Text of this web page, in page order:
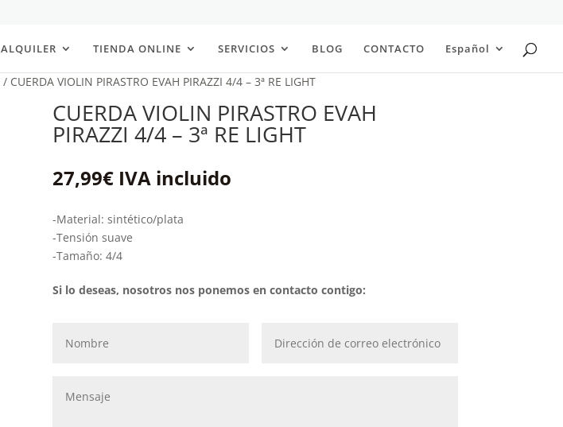
ALQUILER TIENDA ONLINE SERVICIOS BLOG CONTACTO Español
/ CUERDA VIOLIN PIRASTRO EVAH PIRAZZI 4/4 – 3ª RE LIGHT
CUERDA VIOLIN PIRASTRO EVAH
PIRAZZI 4/4 – 3ª RE LIGHT
27,99€ IVA incluido
-Material: sintético/plata
-Tensión suave
-Tamaño: 4/4
Si lo deseas, nosotros nos ponemos en contacto contigo: